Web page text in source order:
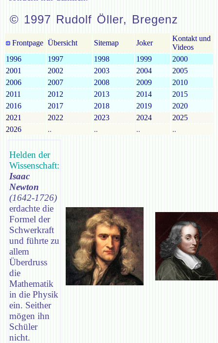
© 1997 Rudolf Öller, Bregenz
Frontpage Übersicht Sitemap Joker
Kontakt und
Videos
1996
1997 1998 1999
2000
2001
2002 2003 2004
2005
2006
2007 2008 2009
2010
2011
2012 2013 2014
2015
2016
2017 2018 2019
2020
2021
2022 2023 2024
2025
2026
.. .. .. ..
Helden der
Wissenschaft:
Isaac
Newton
(1642-1726)
erdachte die
Formel der
Schwerkraft
und führte zu
allem
Überdruss
die
Mathematik
in die Physik
ein. Seither
mögen ihn
Schüler
nicht.